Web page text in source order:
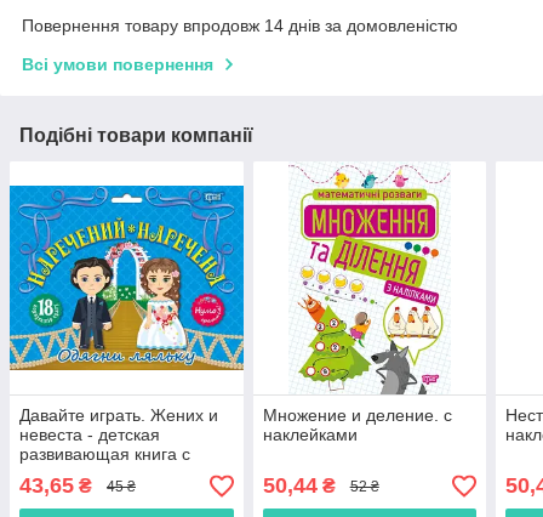
Повернення товару впродовж 14 днів за домовленістю
Всі умови повернення
Подібні товари компанії
Давайте играть. Жених и
невеста - детская
развивающая книга с
наклейками
(9789669395801)
43,65 ₴ 45 ₴
Множение и деление. с
наклейками
50,44₴ 52 ₴